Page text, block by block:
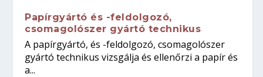
Papírgyártó és -feldolgozó,
csomagolószer gyártó technikus
A papírgyártó, és -feldolgozó, csomagolószer
gyártó technikus vizsgálja és ellenőrzi a papír és
a...